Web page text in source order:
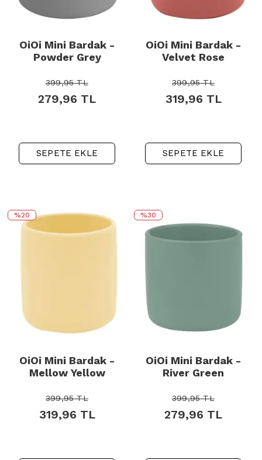
OiOi Mini Bardak -
Powder Grey
399,95TL
279,96 TL
SEPETE EKLE
OiOi Mini Bardak -
Velvet Rose
399,95TL
319,96 TL
SEPETE EKLE
%20
OiOi Mini Bardak -
Mellow Yellow
399,95TL
319,96 TL
%30
OiOi Mini Bardak -
River Green
399,95TL
279,96 TL